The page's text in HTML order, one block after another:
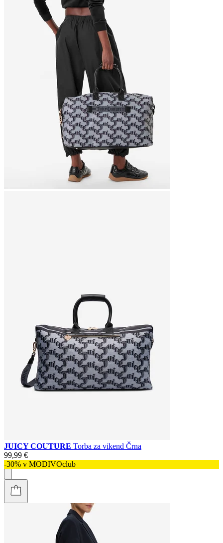
JUICY COUTURE Torba za vikend Črna
99,99 €
-30% v MODIVOclub